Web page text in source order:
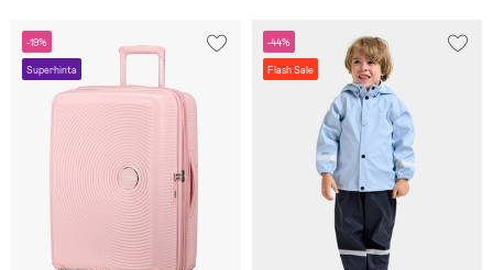
-19%
Superhinta
-44%
Flash Sale